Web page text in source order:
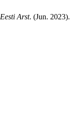
Eesti Arst. (Jun. 2023).